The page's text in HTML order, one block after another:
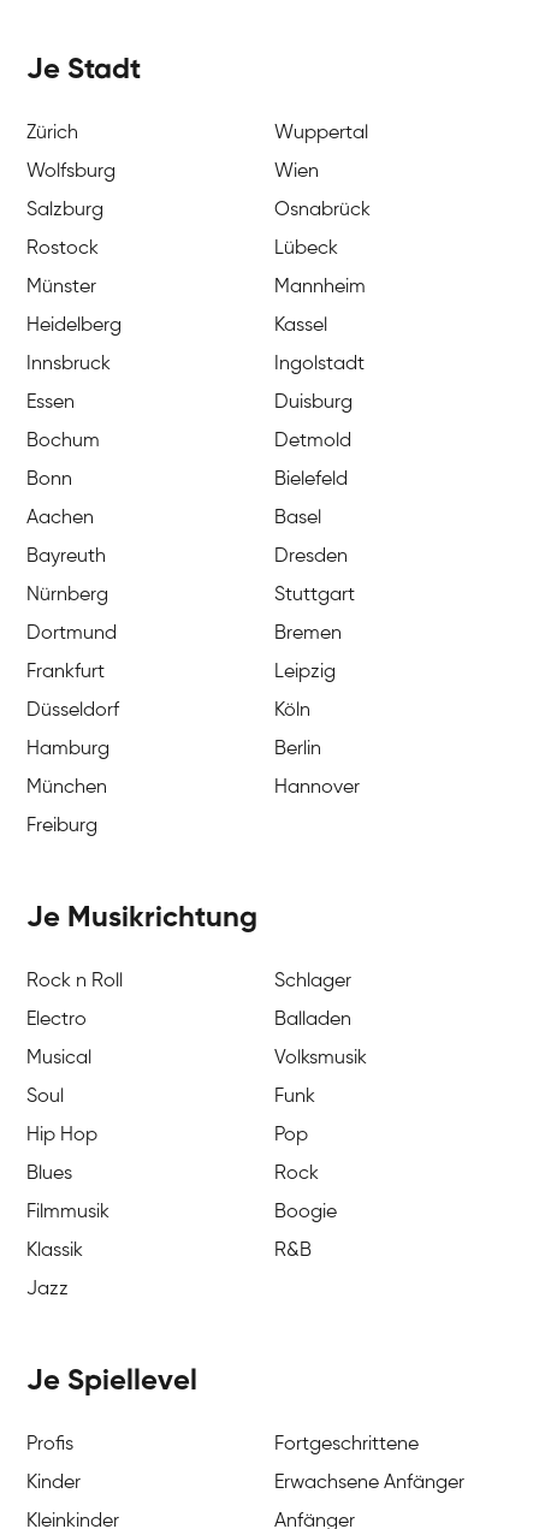
Je Stadt
Zürich
Wuppertal
Wolfsburg
Wien
Salzburg
Osnabrück
Rostock
Lübeck
Münster
Mannheim
Heidelberg
Kassel
Innsbruck
Ingolstadt
Essen
Duisburg
Bochum
Detmold
Bonn
Bielefeld
Aachen
Basel
Bayreuth
Dresden
Nürnberg
Stuttgart
Dortmund
Bremen
Frankfurt
Leipzig
Düsseldorf
Köln
Hamburg
Berlin
München
Hannover
Freiburg
Je Musikrichtung
Rock n Roll
Schlager
Electro
Balladen
Musical
Volksmusik
Soul
Funk
Hip Hop
Pop
Blues
Rock
Filmmusik
Boogie
Klassik
R&B
Jazz
Je Spiellevel
Profis
Fortgeschrittene
Kinder
Erwachsene Anfänger
Kleinkinder
Anfänger